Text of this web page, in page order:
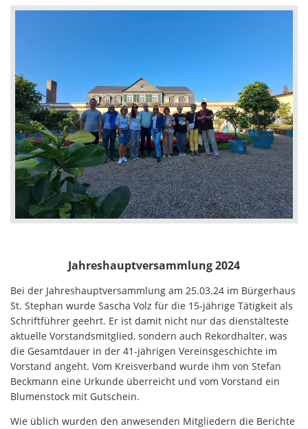
Jahreshauptversammlung 2024
Bei der Jahreshauptversammlung am 25.03.24 im Bürgerhaus
St. Stephan wurde Sascha Volz für die 15-jährige Tätigkeit als
Schriftführer geehrt. Er ist damit nicht nur das dienstälteste
aktuelle Vorstandsmitglied, sondern auch Rekordhalter, was
die Gesamtdauer in der 41-jährigen Vereinsgeschichte im
Vorstand angeht. Vom Kreisverband wurde ihm von Stefan
Beckmann eine Urkunde überreicht und vom Vorstand ein
Blumenstock mit Gutschein.
Wie üblich wurden den anwesenden Mitgliedern die Berichte